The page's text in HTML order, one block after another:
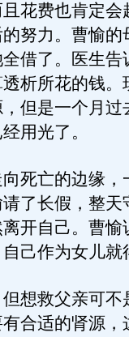
花费也肯定会
努力。曹愉的
借了。医生告
析所花的钱。
但是一个月过
用光了。
亡的边缘，
了长假，整天
开自己。曹愉
己作为女儿就
救父亲可不
合适的肾源，